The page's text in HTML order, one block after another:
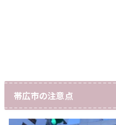
帯広市の注意点